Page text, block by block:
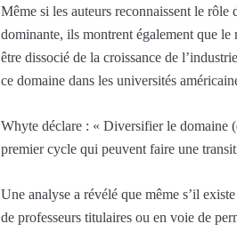
Même si les auteurs reconnaissent le
dominante, ils montrent également que le
être dissocié de la croissance de
ce domaine dans les universités
Whyte déclare : « Diversifier le domaine
premier cycle qui peuvent faire une
Une analyse a révélé que même s’il
de professeurs titulaires ou en voie de